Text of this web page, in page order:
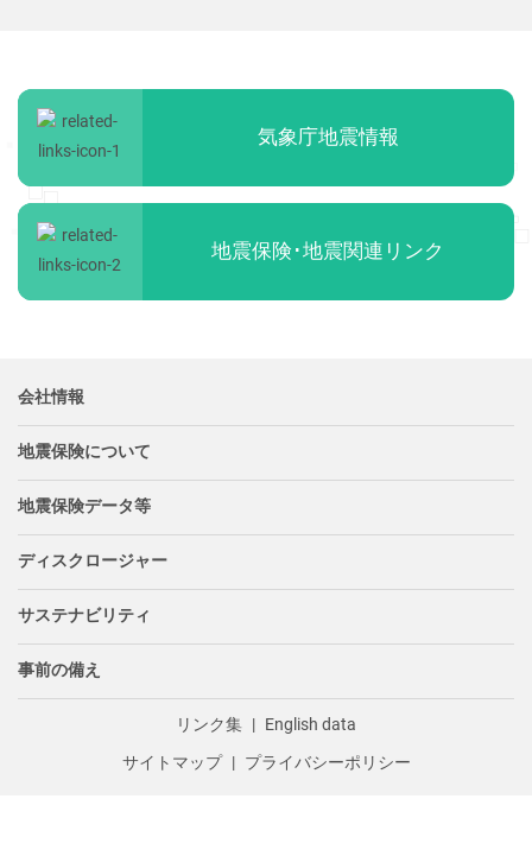
気象庁地震情報
地震保険･地震関連リンク
会社情報
地震保険について
地震保険データ等
ディスクロージャー
サステナビリティ
事前の備え
リンク集 English data
サイトマップ プライバシーポリシー